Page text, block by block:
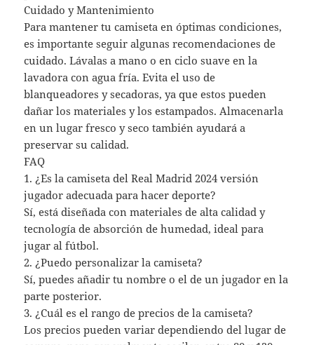
Cuidado y Mantenimiento
Para mantener tu camiseta en óptimas condiciones,
es importante seguir algunas recomendaciones de
cuidado. Lávalas a mano o en ciclo suave en la
lavadora con agua fría. Evita el uso de
blanqueadores y secadoras, ya que estos pueden
dañar los materiales y los estampados. Almacenarla
en un lugar fresco y seco también ayudará a
preservar su calidad.
FAQ
1. ¿Es la camiseta del Real Madrid 2024 versión
jugador adecuada para hacer deporte?
Sí, está diseñada con materiales de alta calidad y
tecnología de absorción de humedad, ideal para
jugar al fútbol.
2. ¿Puedo personalizar la camiseta?
Sí, puedes añadir tu nombre o el de un jugador en la
parte posterior.
3. ¿Cuál es el rango de precios de la camiseta?
Los precios pueden variar dependiendo del lugar de